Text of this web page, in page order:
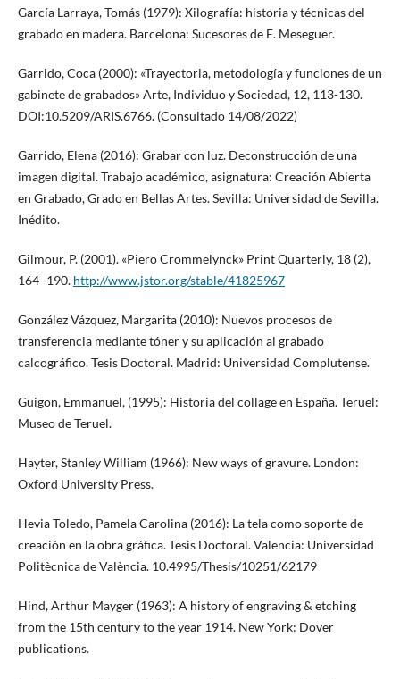
García Larraya, Tomás (1979): Xilografía: historia y técnicas del
grabado en madera. Barcelona: Sucesores de E. Meseguer.
Garrido, Coca (2000): «Trayectoria, metodología y funciones de un
gabinete de grabados» Arte, Individuo y Sociedad, 12, 113-130.
DOI:10.5209/ARIS.6766. (Consultado 14/08/2022)
Garrido, Elena (2016): Grabar con luz. Deconstrucción de una
imagen digital. Trabajo académico, asignatura: Creación Abierta
en Grabado, Grado en Bellas Artes. Sevilla: Universidad de Sevilla.
Inédito.
Gilmour, P. (2001). «Piero Crommelynck» Print Quarterly, 18 (2),
164–190. http://www.jstor.org/stable/41825967
González Vázquez, Margarita (2010): Nuevos procesos de
transferencia mediante tóner y su aplicación al grabado
calcográfico. Tesis Doctoral. Madrid: Universidad Complutense.
Guigon, Emmanuel, (1995): Historia del collage en España. Teruel:
Museo de Teruel.
Hayter, Stanley William (1966): New ways of gravure. London:
Oxford University Press.
Hevia Toledo, Pamela Carolina (2016): La tela como soporte de
creación en la obra gráfica. Tesis Doctoral. Valencia: Universidad
Politècnica de València. 10.4995/Thesis/10251/62179
Hind, Arthur Mayger (1963): A history of engraving & etching
from the 15th century to the year 1914. New York: Dover
publications.